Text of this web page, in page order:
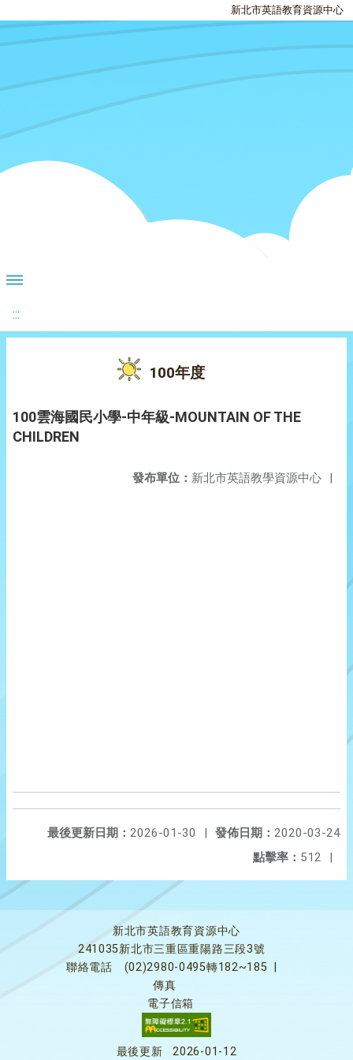
新北市英語教育資源中心
:::
100年度
100雲海國民小學-中年級-MOUNTAIN OF THE
CHILDREN
發布單位： 新北市英語教學資源中心 |
發佈日期： 2020-03-24
最後更新日期： 2026-01-30
|
點擊率： 512 |
新北市英語教育資源中心
241035新北市三重區重陽路三段3號
聯絡電話
(02)2980-0495轉182~185
傳真
電子信箱
最後更新 2026-01-12